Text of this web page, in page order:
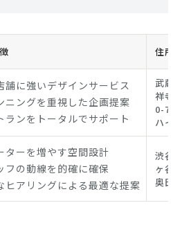
住所
舗に強いデザインサービス
ニングを重視した企画提案
ランをトータルでサポート
武蔵
祥寺
0-7
ハイ
ターを増やす空間設計
フの動線を的確に確保
ヒアリングによる最適な提案
渋谷
ヶ谷
奥田